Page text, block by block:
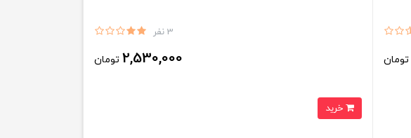
تومان
3 نفر
2,530,000 تومان
خرید